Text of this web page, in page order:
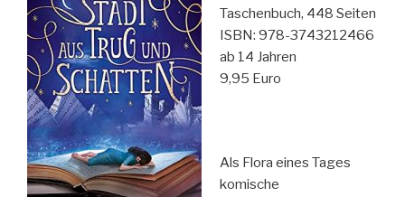
Taschenbuch, 448 Seiten
ISBN: 978-3743212466
ab 14 Jahren
9,95 Euro
Als Flora eines Tages
komische